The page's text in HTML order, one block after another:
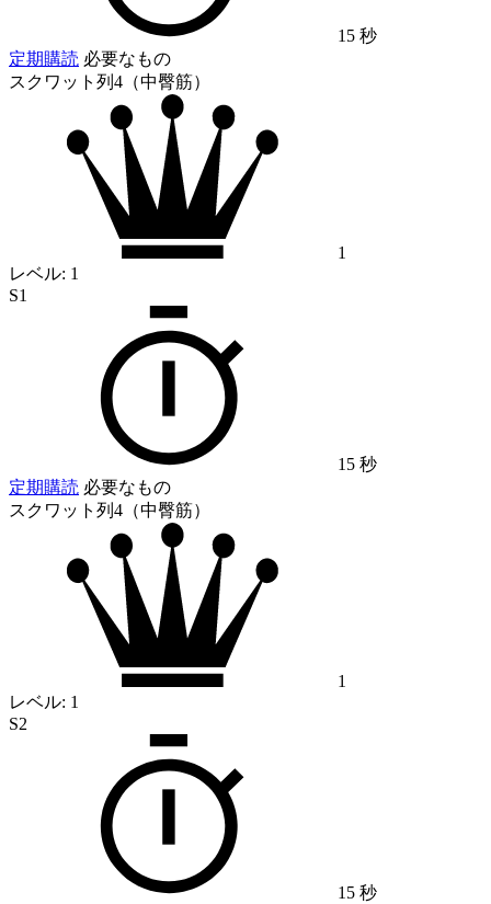
15 秒
定期購読 必要なもの
スクワット列4（中臀筋）
1
レベル: 1
S1
15 秒
定期購読 必要なもの
スクワット列4（中臀筋）
1
レベル: 1
S2
15 秒